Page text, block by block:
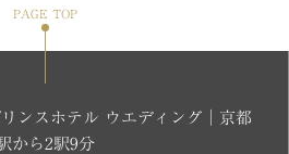
PAGE TOP
リンスホテル ウエディング│京都
から2駅9分